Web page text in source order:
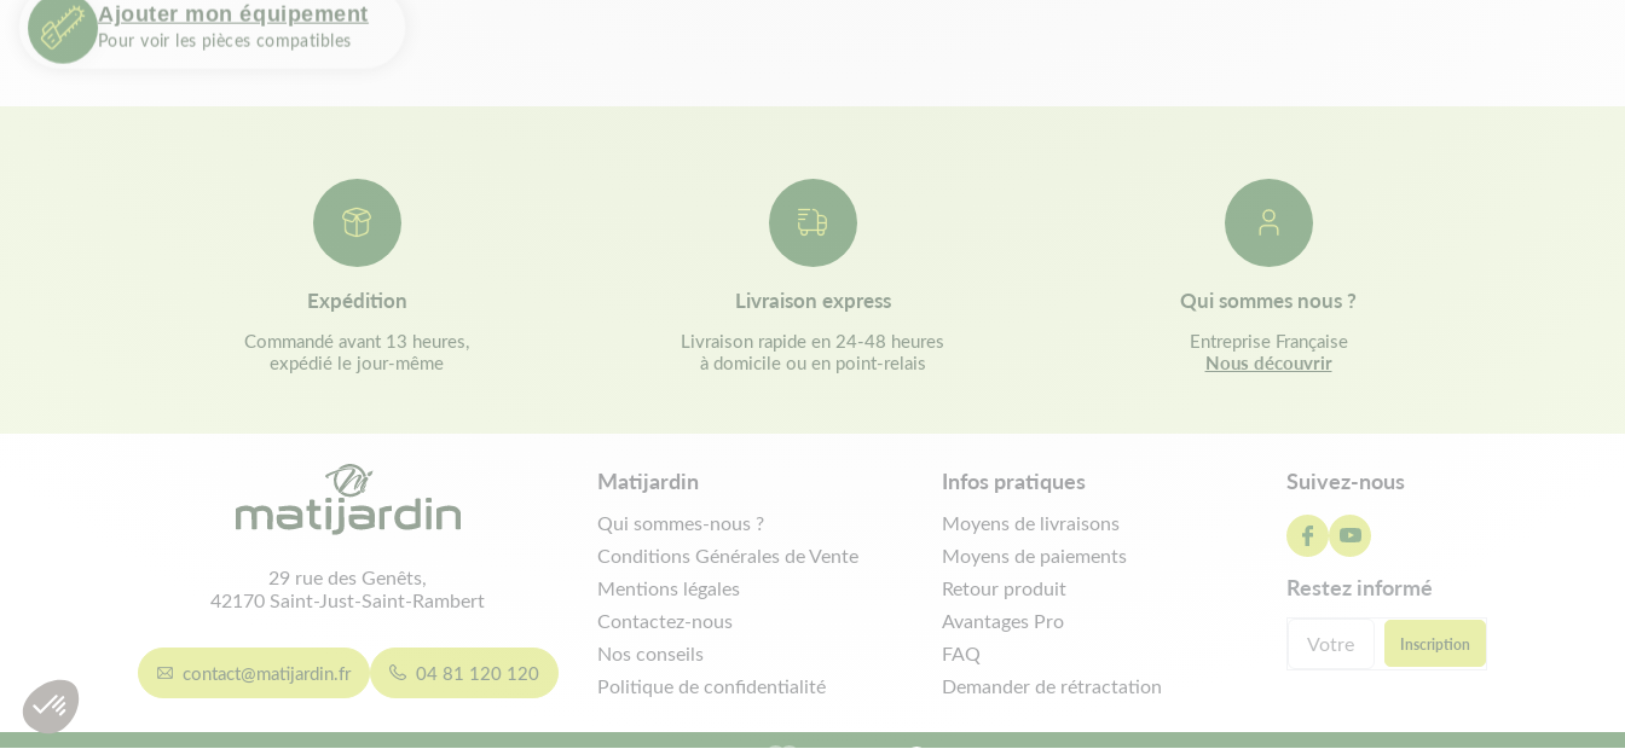
Ajouter mon équipement
Pour voir les pièces compatibles
Expédition
Commandé avant 13 heures,
expédié le jour-même
Livraison express
Livraison rapide en 24-48 heures
à domicile ou en point-relais
Qui sommes nous ?
Entreprise Française
Nous découvrir
29 rue des Genêts,
42170 Saint-Just-Saint-Rambert
contact@matijardin.fr 04 81 120 120
Matijardin
Qui sommes-nous ?
Conditions Générales de Vente
Mentions légales
Contactez-nous
Nos conseils
Politique de confidentialité
Infos pratiques
Moyens de livraisons
Moyens de paiements
Retour produit
Avantages Pro
FAQ
Demander de rétractation
Suivez-nous
restez informé